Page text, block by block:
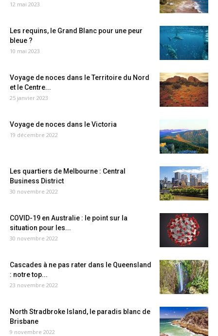
12 mai 2023
Les requins, le Grand Blanc pour une peur
bleue ?
10 mai 2023
Voyage de noces dans le Territoire du Nord
et le Centre...
25 janvier 2023
Voyage de noces dans le Victoria
19 décembre 2022
Les quartiers de Melbourne : Central
Business District
30 novembre 2022
COVID-19 en Australie : le point sur la
situation pour les...
30 novembre 2022
Cascades à ne pas rater dans le Queensland
: notre top...
23 novembre 2022
North Stradbroke Island, le paradis blanc de
Brisbane
9 novembre 2022